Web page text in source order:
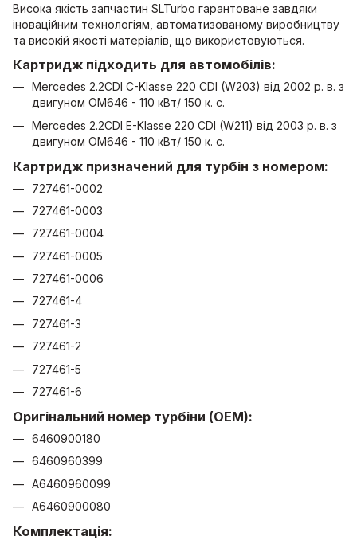
Висока якість запчастин SLTurbo гарантоване завдяки
іноваційним технологіям, автоматизованому виробництву
та високій якості матеріалів, що використовуються.
Картридж підходить для автомобілів:
Mercedes 2.2CDI C-Klasse 220 CDI (W203) від 2002 р. в. з
двигуном OM646 - 110 кВт/ 150 к. с.
Mercedes 2.2CDI E-Klasse 220 CDI (W211) від 2003 р. в. з
двигуном OM646 - 110 кВт/ 150 к. с.
Картридж призначений для турбін з номером:
727461-0002
727461-0003
727461-0004
727461-0005
727461-0006
727461-4
727461-3
727461-2
727461-5
727461-6
Оригінальний номер турбіни (OEM):
6460900180
6460960399
A6460960099
A6460900080
Комплектація: